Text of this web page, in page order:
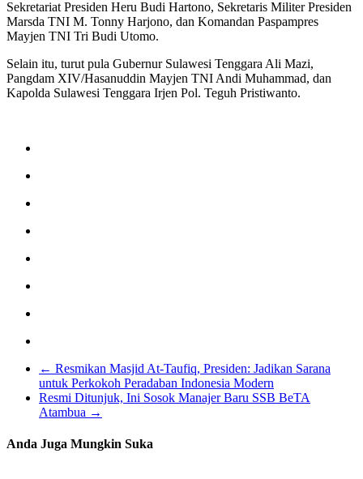
Sekretariat Presiden Heru Budi Hartono, Sekretaris Militer Presiden
Marsda TNI M. Tonny Harjono, dan Komandan Paspampres
Mayjen TNI Tri Budi Utomo.
Selain itu, turut pula Gubernur Sulawesi Tenggara Ali Mazi,
Pangdam XIV/Hasanuddin Mayjen TNI Andi Muhammad, dan
Kapolda Sulawesi Tenggara Irjen Pol. Teguh Pristiwanto.
← Resmikan Masjid At-Taufiq, Presiden: Jadikan Sarana
untuk Perkokoh Peradaban Indonesia Modern
Resmi Ditunjuk, Ini Sosok Manajer Baru SSB BeTA
Atambua →
Anda Juga Mungkin Suka